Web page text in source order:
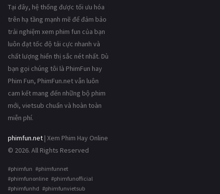
Tại đây, hệ thống được tối ưu hóa
trên hạ tầng mạnh mẽ để đảm bảo
trải nghiệm xem phim fun của bạn
luôn đạt tốc độ tải cực nhanh và
chất lượng hiển thị sắc nét nhất. Dù
bạn gọi chúng tôi là PhimFun hay
Phim Fun, PhimFun.net vẫn luôn
cam kết mang đến những bộ phim
mới, vietsub chuẩn và hoàn toàn
miễn phí.
phimfun.net | Xem Phim Hay Online
© 2026. All Rights Reserved
#phimfun #phimfunnet
#phimfunonline #phimfunofficial
#phimfunhd #phimfunvietsub